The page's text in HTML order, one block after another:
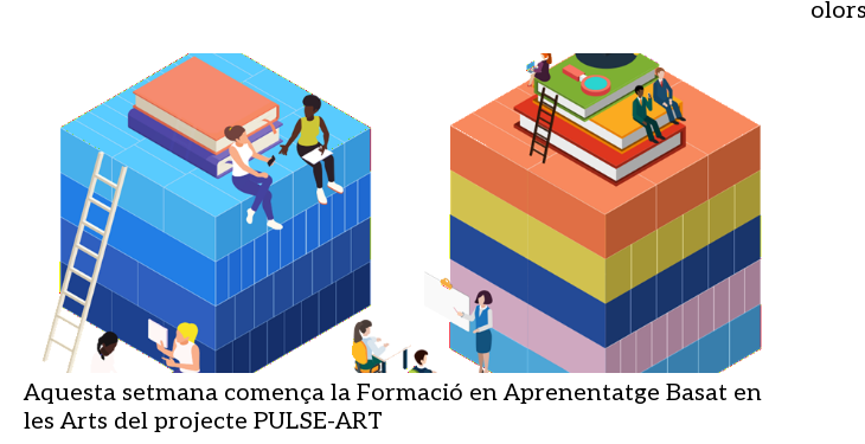
Aquesta setmana comença la Formació en Aprenentatge Basat en
les Arts del projecte PULSE-ART